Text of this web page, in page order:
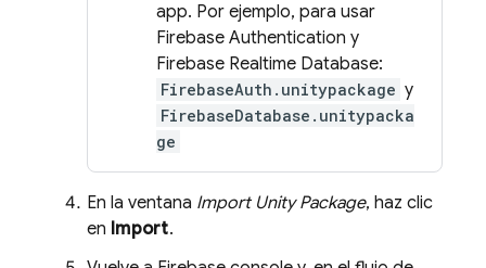
app. Por ejemplo, para usar
Firebase Authentication y
Firebase Realtime Database:
FirebaseAuth.unitypackage y
FirebaseDatabase.unitypacka
ge
En la ventana Import Unity Package, haz clic
en Import.